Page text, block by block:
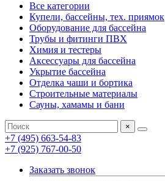
Все категории
Купели, бассейны, тех. приямок
Оборудование для бассейна
Трубы и фитинги ПВХ
Химия и тестеры
Аксессуары для бассейна
Укрытие бассейна
Отделка чаши и бортика
Строительные материалы
Сауны, хамамы и бани
×
+7 (495) 663-54-83
+7 (925) 767-00-50
Заказать звонок